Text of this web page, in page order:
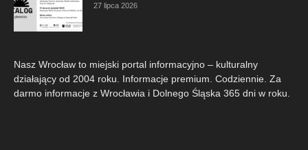
27 lipca 2026
Nasz Wrocław to miejski portal informacyjno – kulturalny
działający od 2004 roku. Informacje premium. Codziennie. Za
darmo informacje z Wrocławia i Dolnego Śląska 365 dni w roku.